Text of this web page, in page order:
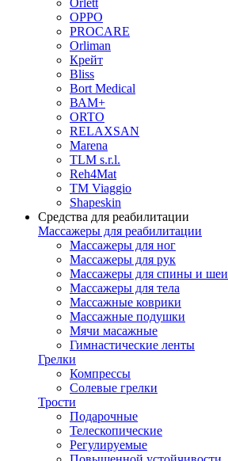
Orlett
OPPO
PROCARE
Orliman
Крейт
Bliss
Bort Medical
ВАМ+
ORTO
RELAXSAN
Marena
TLM s.r.l.
Reh4Mat
TM Viaggio
Shapeskin
Средства для реабилитации
Массажеры для реабилитации
Массажеры для ног
Массажеры для рук
Массажеры для спины и шеи
Массажеры для тела
Массажные коврики
Массажные подушки
Мячи масажные
Гимнастические ленты
Грелки
Компрессы
Солевые грелки
Трости
Подарочные
Телескопические
Регулируемые